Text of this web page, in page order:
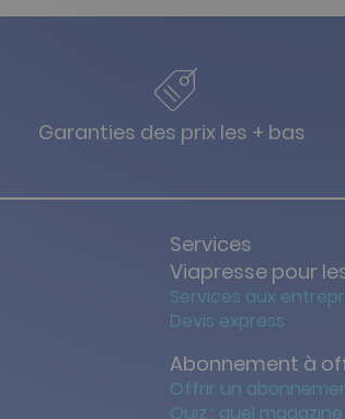
Garanties des prix les + bas
Services
Viapresse pour
Services aux
Devis express
Abonnement à
Offrir un
Quiz : quel